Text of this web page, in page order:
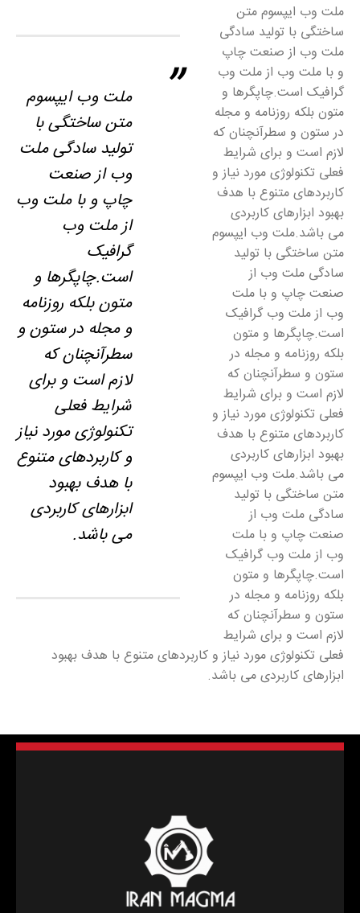
ملت وب ایپسوم
متن ساختگی با
تولید سادگی ملت
وب از صنعت
چاپ و با ملت وب
از ملت وب
گرافیک
است.چاپگرها و
متون بلکه روزنامه
و مجله در ستون و
سطرآنچنان که
لازم است و برای
شرایط فعلی
تکنولوژی مورد نیاز
و کاربردهای متنوع
با هدف بهبود
ابزارهای کاربردی
می باشد.
ملت وب ایپسوم متن
ساختگی با تولید سادگی
ملت وب از صنعت چاپ
و با ملت وب از ملت وب
گرافیک است.چاپگرها و
متون بلکه روزنامه و مجله
در ستون و سطرآنچنان که
لازم است و برای شرایط
فعلی تکنولوژی مورد نیاز و
کاربردهای متنوع با هدف
بهبود ابزارهای کاربردی
می باشد.ملت وب ایپسوم
متن ساختگی با تولید
سادگی ملت وب از
صنعت چاپ و با ملت
وب از ملت وب گرافیک
است.چاپگرها و متون
بلکه روزنامه و مجله در
ستون و سطرآنچنان که
لازم است و برای شرایط
فعلی تکنولوژی مورد نیاز و
کاربردهای متنوع با هدف
بهبود ابزارهای کاربردی
می باشد.ملت وب ایپسوم
متن ساختگی با تولید
سادگی ملت وب از
صنعت چاپ و با ملت
وب از ملت وب گرافیک
است.چاپگرها و متون
بلکه روزنامه و مجله در
ستون و سطرآنچنان که
لازم است و برای شرایط
فعلی تکنولوژی مورد نیاز و کاربردهای متنوع با هدف بهبود
ابزارهای کاربردی می باشد.